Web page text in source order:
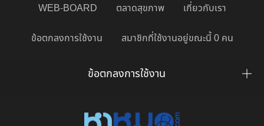
WEB-BOARD ตลาดสุขภาพ เกี่ยวกับเรา
ข้อตกลงการใช้งาน สมาชิกที่ใช้งานอยู่ขณะนี้ 0 คน
ข้อตกลงการใช้งาน